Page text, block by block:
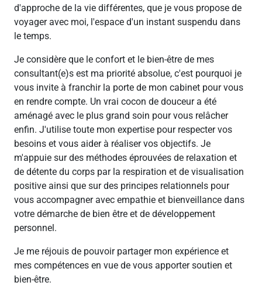
d'approche de la vie différentes, que je vous propose de
voyager avec moi, l'espace d'un instant suspendu dans
le temps.
Je considère que le confort et le bien-être de mes
consultant(e)s est ma priorité absolue, c'est pourquoi je
vous invite à franchir la porte de mon cabinet pour vous
en rendre compte. Un vrai cocon de douceur a été
aménagé avec le plus grand soin pour vous relâcher
enfin. J'utilise toute mon expertise pour respecter vos
besoins et vous aider à réaliser vos objectifs. Je
m'appuie sur des méthodes éprouvées de relaxation et
de détente du corps par la respiration et de visualisation
positive ainsi que sur des principes relationnels pour
vous accompagner avec empathie et bienveillance dans
votre démarche de bien être et de développement
personnel.
Je me réjouis de pouvoir partager mon expérience et
mes compétences en vue de vous apporter soutien et
bien-être.